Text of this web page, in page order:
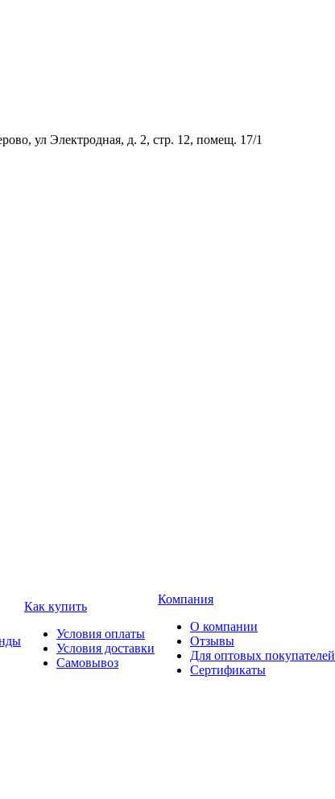
ул Электродная, д. 2, стр. 12, помещ. 17/1
Как купить
Условия оплаты
Условия доставки
Самовывоз
Компания
О компании
Отзывы
Для оптовых покупателей
Сертификаты